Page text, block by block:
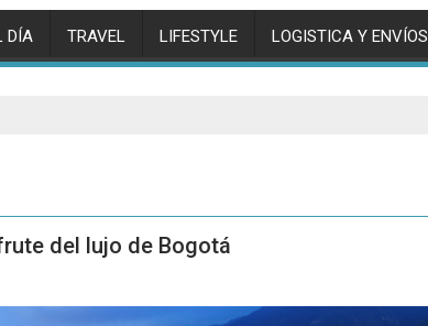
DÍA TRAVEL LIFESTYLE LOGISTICA Y ENVÍOS
del lujo de Bogotá